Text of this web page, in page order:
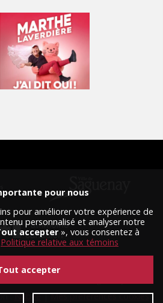
:Nubee|Mes préférences cookies
pour nous
pour améliorer votre expérience de
personnalisé et analyser notre
accepter», vous consentez à
Politique relative aux témoins
accepter